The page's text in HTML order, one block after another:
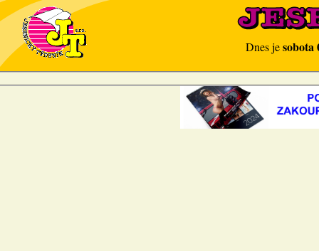
Dnes jesobota